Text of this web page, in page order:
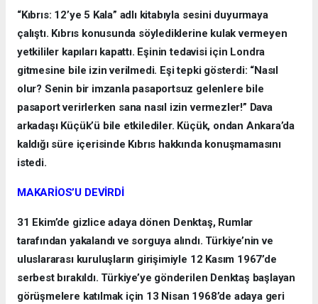
“Kıbrıs: 12’ye 5 Kala” adlı kitabıyla sesini duyurmaya
çalıştı. Kıbrıs konusunda söylediklerine kulak vermeyen
yetkililer kapıları kapattı. Eşinin tedavisi için Londra
gitmesine bile izin verilmedi. Eşi tepki gösterdi: “Nasıl
olur? Senin bir imzanla pasaportsuz gelenlere bile
pasaport verirlerken sana nasıl izin vermezler!” Dava
arkadaşı Küçük’ü bile etkilediler. Küçük, ondan Ankara’da
kaldığı süre içerisinde Kıbrıs hakkında konuşmamasını
istedi.
MAKARİOS’U DEVİRDİ
31 Ekim’de gizlice adaya dönen Denktaş, Rumlar
tarafından yakalandı ve sorguya alındı. Türkiye’nin ve
uluslararası kuruluşların girişimiyle 12 Kasım 1967’de
serbest bırakıldı. Türkiye’ye gönderilen Denktaş başlayan
görüşmelere katılmak için 13 Nisan 1968’de adaya geri